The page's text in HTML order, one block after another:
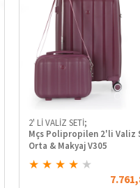
2' Lİ VALİZ SETİ;
Mçs Polipropilen 2'li Valiz
Orta & Makyaj V305
★ ★ ★ ★ ★